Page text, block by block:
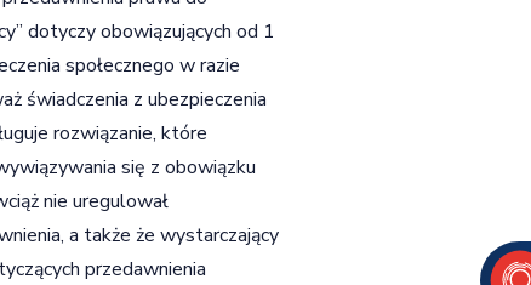
dotyczy obowiązujących od 1
społecznego w razie
świadczenia z ubezpieczenia
rozwiązanie, które
się z obowiązku
nie uregulował
a także że wystarczający
przedawnienia